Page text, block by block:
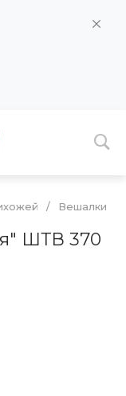
/ Вешалки
ШТВ 370